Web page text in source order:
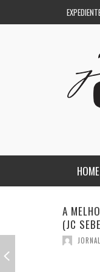
HOME
DE
A
SEBE